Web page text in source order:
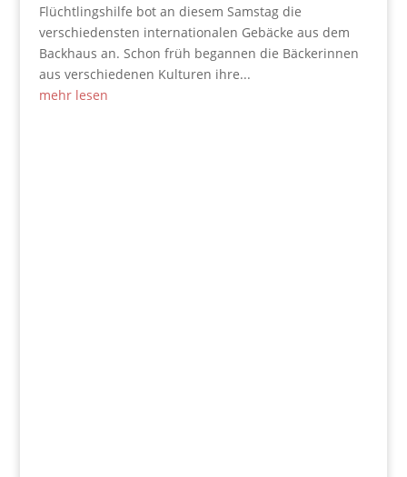
Flüchtlingshilfe bot an diesem Samstag die
verschiedensten internationalen Gebäcke aus dem
Backhaus an. Schon früh begannen die Bäckerinnen
aus verschiedenen Kulturen ihre...
mehr lesen